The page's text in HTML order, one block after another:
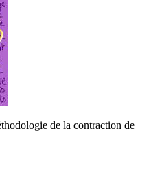
de la contraction de